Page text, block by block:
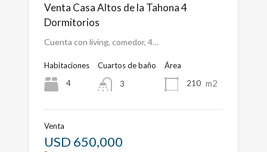
Venta Casa Altos de la Tahona 4
Dormitorios
Cuenta con living, comedor, 4…
Habitaciones
4
Cuartos de baño
3
Área
210 m2
Venta
USD 650,000